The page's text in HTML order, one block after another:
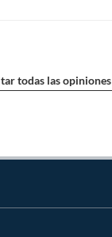
todas las opiniones